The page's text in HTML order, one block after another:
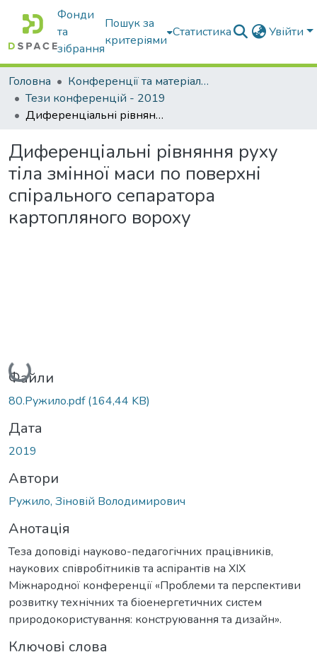
Фонди
та
зібрання
Пошук за
критеріями
Статистика Увійти
Головна
Конференції та матеріали конференцій
Тези конференцій - 2019
Диференціальні рівняння руху тіла змінної маси по поверхні спірального сепаратора картопляного вороху
Диференціальні рівняння руху
тіла змінної маси по поверхні
спірального сепаратора
картопляного вороху
Вантажиться...
Файли
80.Ружило.pdf(164,44 KB)
Дата
2019
Автори
Ружило, Зіновій Володимирович
Анотація
Теза доповіді науково-педагогічних працівників,
наукових співробітників та аспірантів на XIX
Міжнародної конференції «Проблеми та перспективи
розвитку технічних та біоенергетичних систем
природокористування: конструювання та дизайн».
Ключові слова